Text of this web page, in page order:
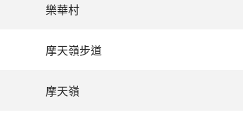
樂華村
摩天嶺步道
摩天嶺